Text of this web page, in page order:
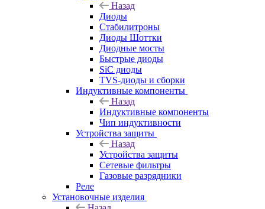
Назад
Диоды
Стабилитроны
Диоды Шоттки
Диодные мосты
Быстрые диоды
SiC диоды
TVS-диоды и сборки
Индуктивные компоненты
Назад
Индуктивные компоненты
Чип индуктивности
Устройства защиты
Назад
Устройства защиты
Сетевые фильтры
Газовые разрядники
Реле
Установочные изделия